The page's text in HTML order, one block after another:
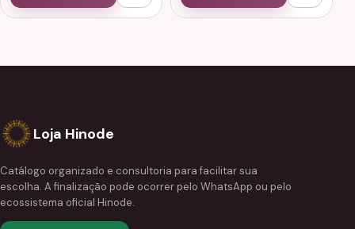
Loja Hinode
Catálogo organizado e consultoria para facilitar sua
escolha. A finalização pode ocorrer pelo WhatsApp ou pelo
ecossistema oficial Hinode.